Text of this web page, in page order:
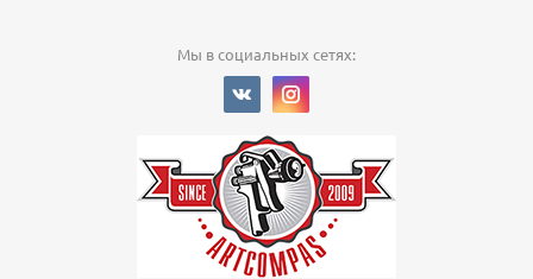
Мы в социальных сетях: